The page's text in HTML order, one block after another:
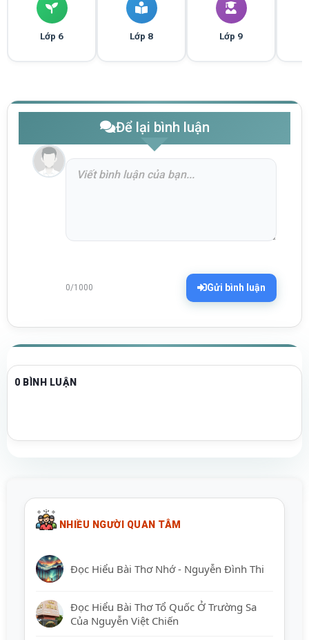
Lớp 6 Lớp 8 Lớp 9
Để lại bình luận
0/1000 Gửi bình luận
0 BÌNH LUẬN
NHIỀU NGƯỜI QUAN TÂM
Đọc Hiểu Bài Thơ Nhớ - Nguyễn Đình Thi
Đọc Hiểu Bài Thơ Tổ Quốc Ở Trường Sa
Của Nguyễn Việt Chiến